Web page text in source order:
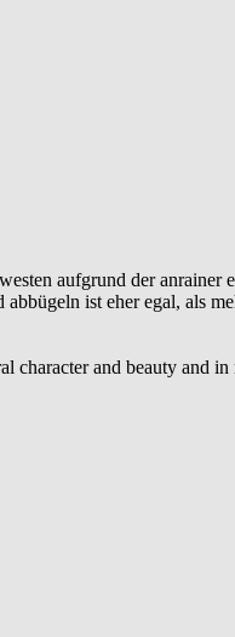
aufgrund der anrainer
ist eher egal, als
and beauty and